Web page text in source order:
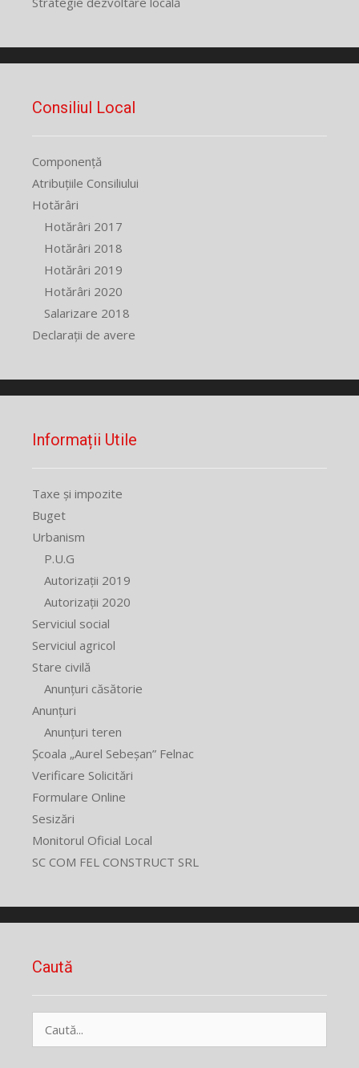
Consiliul Local
Componență
Atribuțiile Consiliului
Hotărâri
Hotărâri 2017
Hotărâri 2018
Hotărâri 2019
Hotărâri 2020
Salarizare 2018
Declarații de avere
Informații Utile
Taxe și impozite
Buget
Urbanism
P.U.G
Autorizații 2019
Autorizații 2020
Serviciul social
Serviciul agricol
Stare civilă
Anunțuri căsătorie
Anunțuri
Anunțuri teren
Școala „Aurel Sebeșan” Felnac
Verificare Solicitări
Formulare Online
Sesizări
Monitorul Oficial Local
SC COM FEL CONSTRUCT SRL
Caută
după: